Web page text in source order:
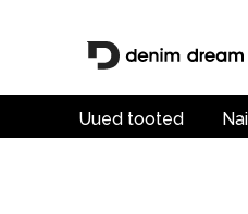
Uued tooted